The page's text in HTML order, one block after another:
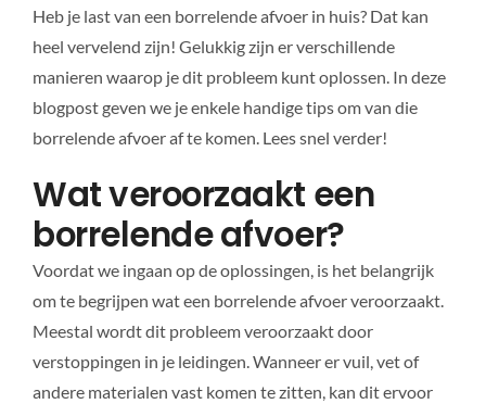
Heb je last van een borrelende afvoer in huis? Dat kan
heel vervelend zijn! Gelukkig zijn er verschillende
manieren waarop je dit probleem kunt oplossen. In deze
blogpost geven we je enkele handige tips om van die
borrelende afvoer af te komen. Lees snel verder!
Wat veroorzaakt een
borrelende afvoer?
Voordat we ingaan op de oplossingen, is het belangrijk
om te begrijpen wat een borrelende afvoer veroorzaakt.
Meestal wordt dit probleem veroorzaakt door
verstoppingen in je leidingen. Wanneer er vuil, vet of
andere materialen vast komen te zitten, kan dit ervoor